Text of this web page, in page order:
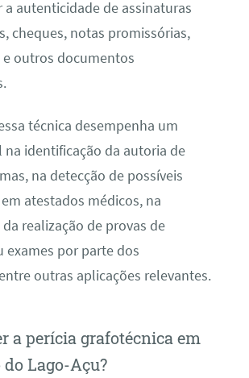
a autenticidade de assinaturas
cheques, notas promissórias,
e outros documentos
técnica desempenha um
na identificação da autoria de
na detecção de possíveis
atestados médicos, na
realização de provas de
exames por parte dos
outras aplicações relevantes.
a perícia grafotécnica em
do Lago-Açu?